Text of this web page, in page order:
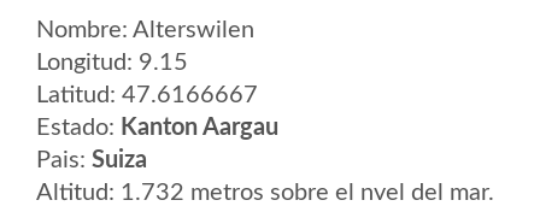
Nombre: Alterswilen
Longitud: 9.15
Latitud: 47.6166667
Estado: Kanton Aargau
Pais: Suiza
Altitud: 1.732 metros sobre el nvel del mar.